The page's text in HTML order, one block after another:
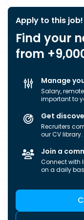
Apply to this job!
Find your
from
Manage
Salary,
important to
Get
Recruiters
our CV library.
Join a
Connect with
on a daily